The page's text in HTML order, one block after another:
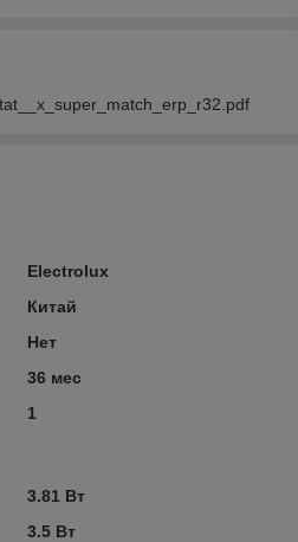
Electrolux
Китай
Нет
36 мес
1
3.81 Вт
3.5 Вт